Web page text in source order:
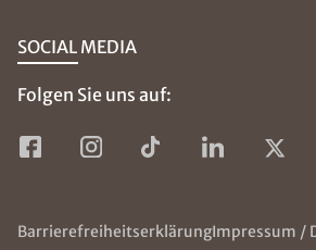
SOCIAL MEDIA
Folgen Sie uns auf:
BarrierefreiheitserklärungImpressum /